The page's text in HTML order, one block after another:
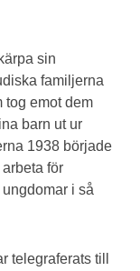
sin
familjerna
tog emot dem
barn ut ur
1938 började
för
i så
telegraferats till